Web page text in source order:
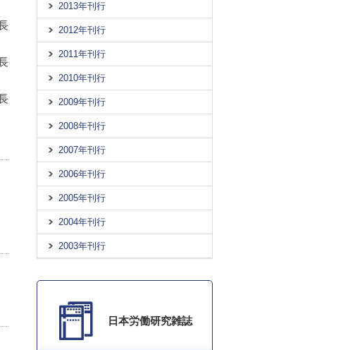
2013年刊行
2012年刊行
2011年刊行
2010年刊行
2009年刊行
2008年刊行
2007年刊行
2006年刊行
2005年刊行
2004年刊行
2003年刊行
日本労働研究雑誌